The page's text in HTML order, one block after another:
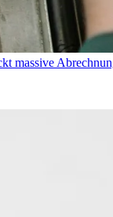
massive